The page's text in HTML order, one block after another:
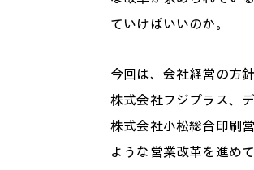
ていけばいいのか。
今回は、会社経営の方
株式会社フジプラス、
株式会社小松総合印刷
ような営業改革を進め